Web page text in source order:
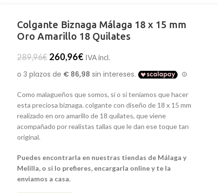
Colgante Biznaga Málaga 18 x 15 mm
Oro Amarillo 18 Quilates
289,96€ 260,96€ IVA incl.
Como malagueños que somos, sí o sí teníamos que hacer
esta preciosa biznaga. colgante con diseño de 18 x 15 mm
realizado en oro amarillo de 18 quilates, que viene
acompañado por realistas tallas que le dan ese toque tan
original.
Puedes encontrarla en nuestras tiendas de Málaga y
Melilla, o si lo prefieres, encargarla online y te la
enviamos a casa.